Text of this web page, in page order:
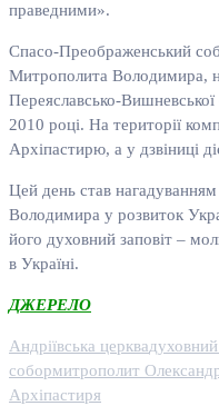
праведними».
Спасо-Преображенський
Митрополита Володимира,
Переяславсько-
2010 році. На території
Архіпастирю, а у дзвіниці
Цей день став
Володимира у розвиток
його духовний заповіт –
в Україні.
ДЖЕРЕЛО
Андріївська церквадуховний
собормитрополит
Архіпастиря